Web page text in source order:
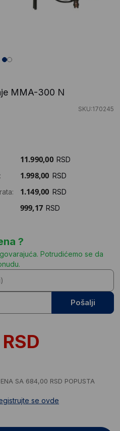
MMA-300 N
SKU:170245
RSD
RSD
RSD
RSD
?
Potrudićemo se da
Pošalji
RSD
SA 684,00 RSD POPUSTA
se ovde